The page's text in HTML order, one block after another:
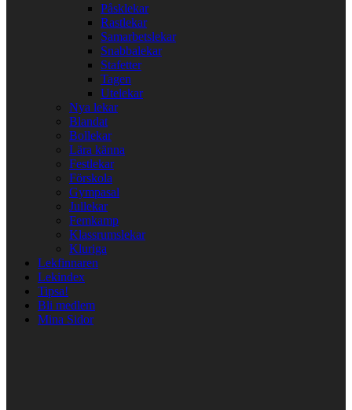
Påsklekar
Rastlekar
Samarbetslekar
Snabbalekar
Stafetter
Tagen
Utelekar
Nya lekar
Blandat
Bollekar
Lära känna
Festlekar
Förskola
Gympasal
Jullekar
Femkamp
Klassrumslekar
Kluriga
Lekfinnaren
Lekindex
Tipsa!
Bli medlem
Mina Sidor